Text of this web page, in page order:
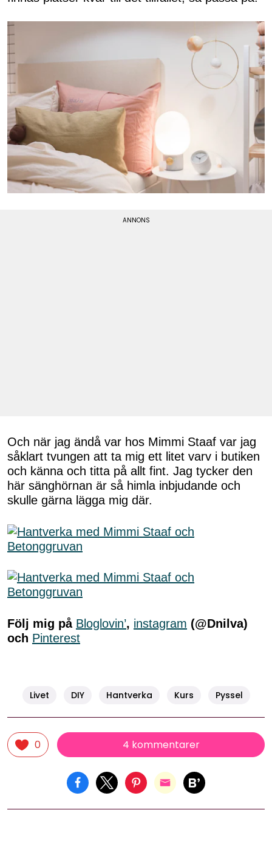
Och när jag ändå var hos Mimmi Staaf var jag
såklart tvungen att ta mig ett litet varv i butiken
och känna och titta på allt fint. Jag tycker den
här sänghörnan är så himla inbjudande och
skulle gärna lägga mig där.
Följ mig på Bloglovin’, instagram (@Dnilva)
och Pinterest
Livet DIY Hantverka Kurs Pyssel
0 4 kommentarer